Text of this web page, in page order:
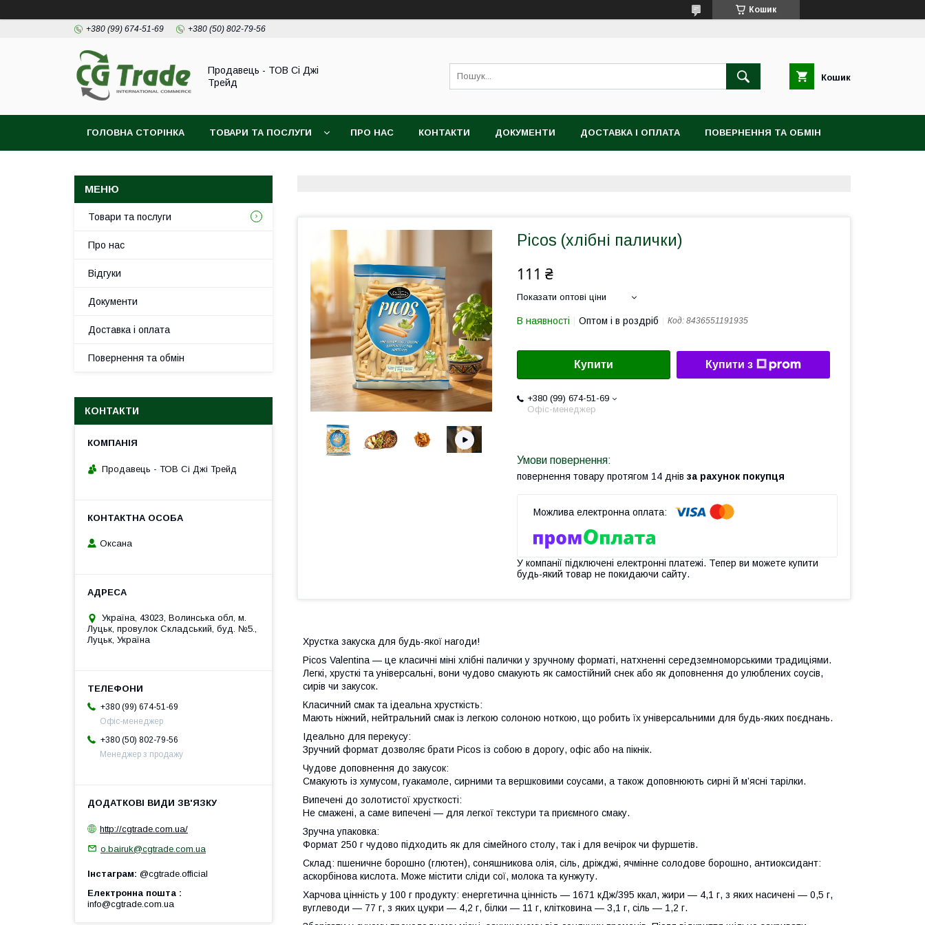
Кошик
+380 (99) 674-51-69 +380 (50) 802-79-56
Продавець - ТОВ Сі Джі
Трейд
Кошик
ГОЛОВНА СТОРІНКА ТОВАРИ ТА ПОСЛУГИ ПРО НАС КОНТАКТИ ДОКУМЕНТИ ДОСТАВКА І ОПЛАТА ПОВЕРНЕННЯ ТА ОБМІН
Picos (хлібні палички)
111 ₴
Показати оптові ціни
В наявності Оптом і в роздріб Код: 8436551191935
Купити Купити з
+380 (99) 674-51-69
Офіс-менеджер
повернення товару протягом 14 днів за рахунок покупця
У компанії підключені електронні платежі. Тепер ви можете купити
будь-який товар не покидаючи сайту.
Хрустка закуска для будь-якої нагоди!
Picos Valentina — це класичні міні хлібні палички у зручному форматі, натхненні середземноморськими традиціями.
Легкі, хрусткі та універсальні, вони чудово смакують як самостійний снек або як доповнення до улюблених соусів,
сирів чи закусок.
Класичний смак та ідеальна хрусткість:
Мають ніжний, нейтральний смак із легкою солоною ноткою, що робить їх універсальними для будь-яких поєднань.
Ідеально для перекусу:
Зручний формат дозволяє брати Picos із собою в дорогу, офіс або на пікнік.
Чудове доповнення до закусок:
Смакують із хумусом, гуакамоле, сирними та вершковими соусами, а також доповнюють сирні й м’ясні тарілки.
Випечені до золотистої хрусткості:
Не смажені, а саме випечені — для легкої текстури та приємного смаку.
Зручна упаковка:
Формат 250 г чудово підходить як для сімейного столу, так і для вечірок чи фуршетів.
Склад: пшеничне борошно (глютен), соняшникова олія, сіль, дріжджі, ячмінне солодове борошно, антиоксидант:
аскорбінова кислота. Може містити сліди сої, молока та кунжуту.
Харчова цінність у 100 г продукту: енергетична цінність — 1671 кДж/395 ккал, жири — 4,1 г, з яких насичені — 0,5 г,
вуглеводи — 77 г, з яких цукри — 4,2 г, білки — 11 г, клітковина — 3,1 г, сіль — 1,2 г.
Товари та послуги
Про нас
Відгуки
Документи
Доставка і оплата
Повернення та обмін
КОНТАКТИ
Продавець - ТОВ Сі Джі Трейд
Оксана
Україна, 43023, Волинська обл, м.
Луцьк, провулок Складський, буд. №5.,
Луцьк, Україна
+380 (99) 674-51-69
Офіс-менеджер
+380 (50) 802-79-56
Менеджер з продажу
http://cgtrade.com.ua/
o.bairuk@cgtrade.com.ua
Інстаграм @cgtrade.official
Електронна пошта
info@cgtrade.com.ua